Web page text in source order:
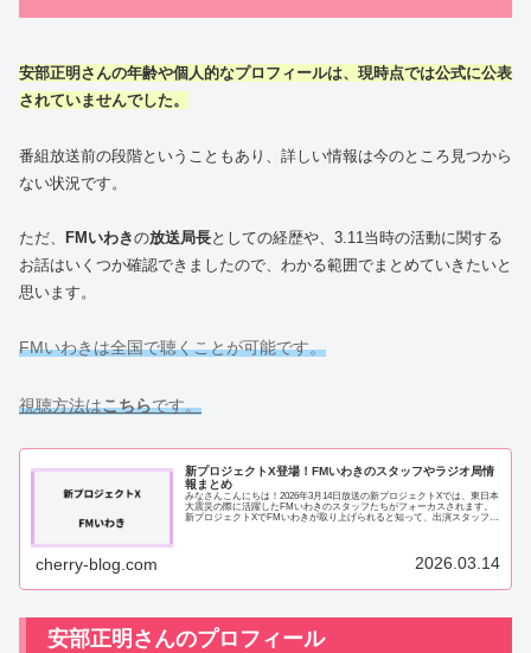
安部正明さんの年齢や個人的なプロフィールは、現時点では公式に公表
されていませんでした。
番組放送前の段階ということもあり、詳しい情報は今のところ見つから
ない状況です。
ただ、 FMいわきの放送局長としての経歴や、3.11当時の活動に関する
お話はいくつか確認できましたので、わかる範囲でまとめていきたいと
思います。
FMいわきは全国で聴くことが可能です。
視聴方法はこちらです。
新プロジェクトX登場！FMいわきのスタッフやラジオ局情
報まとめ
みなさんこんにちは！2026年3月14日放送の新プロジェクトXでは、東日本
大震災の際に活躍したFMいわきのスタッフたちがフォーカスされます。
新プロジェクトXでFMいわきが取り上げられると知って、出演スタッフや
cherry-blog.com 2026.03.14
安部正明さんのプロフィール